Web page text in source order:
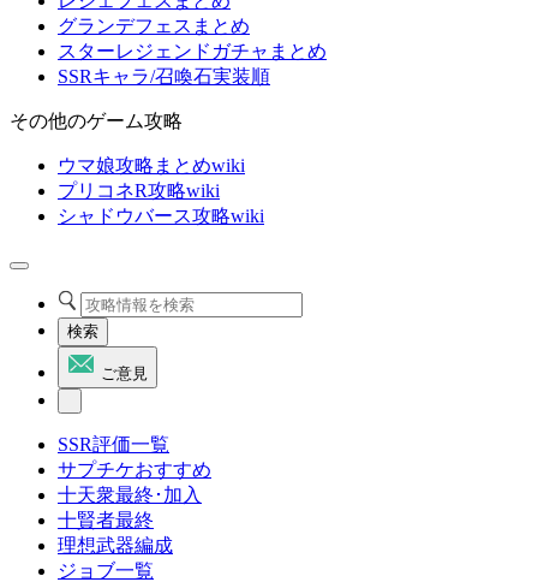
グランデフェスまとめ
スターレジェンドガチャまとめ
SSRキャラ/召喚石実装順
その他のゲーム攻略
ウマ娘攻略まとめwiki
プリコネR攻略wiki
シャドウバース攻略wiki
検索
ご意見
SSR評価一覧
サプチケおすすめ
十天衆最終･加入
十賢者最終
理想武器編成
ジョブ一覧